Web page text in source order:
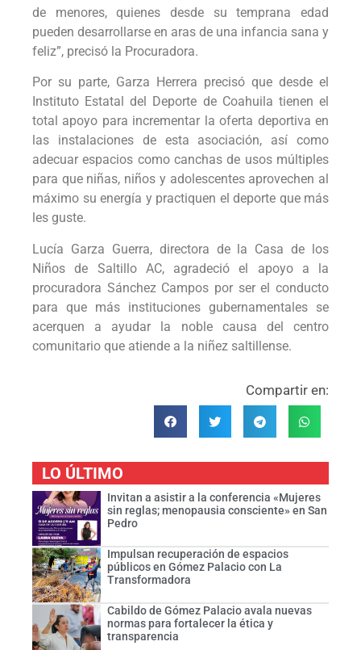
de menores, quienes desde su temprana edad
pueden desarrollarse en aras de una infancia sana y
feliz”, precisó la Procuradora.
Por su parte, Garza Herrera precisó que desde el
Instituto Estatal del Deporte de Coahuila tienen el
total apoyo para incrementar la oferta deportiva en
las instalaciones de esta asociación, así como
adecuar espacios como canchas de usos múltiples
para que niñas, niños y adolescentes aprovechen al
máximo su energía y practiquen el deporte que más
les guste.
Lucía Garza Guerra, directora de la Casa de los
Niños de Saltillo AC, agradeció el apoyo a la
procuradora Sánchez Campos por ser el conducto
para que más instituciones gubernamentales se
acerquen a ayudar la noble causa del centro
comunitario que atiende a la niñez saltillense.
Compartir en:
LO ÚLTIMO
Invitan a asistir a la conferencia «Mujeres
sin reglas; menopausia consciente» en San
Pedro
Impulsan recuperación de espacios
públicos en Gómez Palacio con La
Transformadora
Cabildo de Gómez Palacio avala nuevas
normas para fortalecer la ética y
transparencia